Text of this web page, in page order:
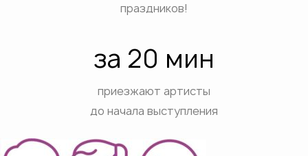
праздников!
за 20 мин
приезжают артисты
до начала выступления